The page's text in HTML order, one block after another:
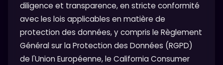
diligence et transparence, en stricte conformité
avec les lois applicables en matière de
protection des données, y compris le Règlement
Général sur la Protection des Données (RGPD)
de l'Union Européenne, le California Consumer